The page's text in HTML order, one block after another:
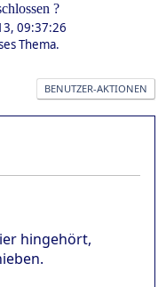
?
09:37:26
Thema.
BENUTZER-AKTIONEN
hingehört,